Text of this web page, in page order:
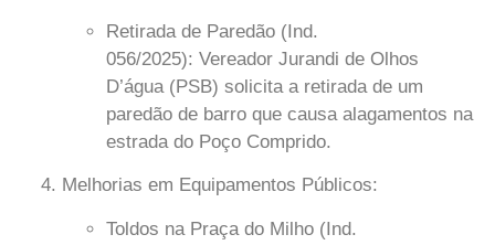
Retirada de Paredão (Ind.
056/2025): Vereador Jurandi de Olhos
D’água (PSB) solicita a retirada de um
paredão de barro que causa alagamentos na
estrada do Poço Comprido.
Melhorias em Equipamentos Públicos:
Toldos na Praça do Milho (Ind.